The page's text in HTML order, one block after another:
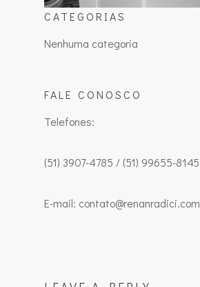
CATEGORIAS
Nenhuma categoria
FALE CONOSCO
Telefones:
(51) 3907-4785 / (51) 99655-8145
E-mail: contato@renanradici.com